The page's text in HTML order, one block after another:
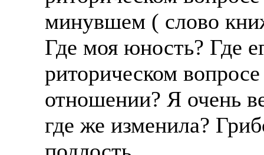
минувшем ( слово
Где моя юность? Где
риторическом
отношении? Я очень
где же изменила?